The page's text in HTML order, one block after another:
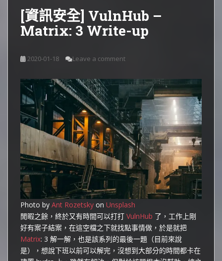
[資訊安全] VulnHub –
Matrix: 3 Write-up
2020-01-18 Leave a comment
Photo by Ant Rozetsky on Unsplash
閒暇之餘，終於又有時間可以打打 VulnHub 了，工作上剛
好有案子結案，在這空檔之下就找點事情做，於是就把
Matrix: 3 解一解，也是該系列的最後一題（目前來說
是），想說下班以前可以解完，沒想到大部分的時間都卡在